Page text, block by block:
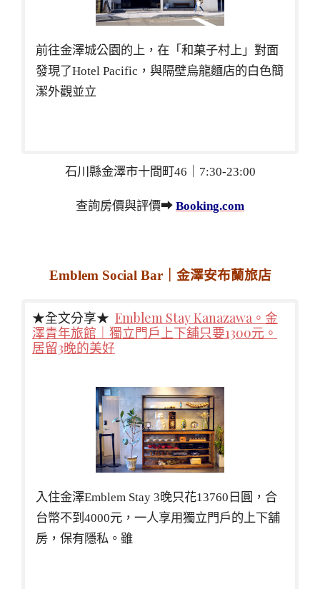
前往金澤城公園的上，在「和菓子村上」對面
發現了Hotel Pacific，與隔壁烏龍麵店的白色簡
潔外觀並立
石川縣金澤市十間町46｜7:30-23:00
查詢房價與評價➡ Booking.com
Emblem Social Bar｜金澤安布蘭旅店
★全文分享★ Emblem Stay Kanazawa。金
澤青年旅館｜獨立門戶上下舖只要1300元。
居留3晚的美好
入住金澤Emblem Stay 3晚只花13760日圓，合
台幣不到4000元，一人享用獨立門戶的上下舖
房，保有隱私。雖